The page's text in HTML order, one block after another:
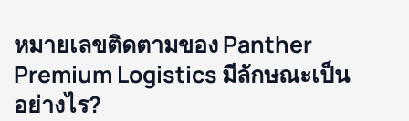
หมายเลขติดตามของ Panther
Premium Logistics มีลักษณะเป็น
อย่างไร?